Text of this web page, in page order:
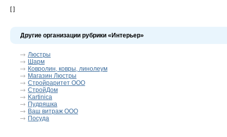
[ ]
Другие организации рубрики «Интерьер»
Люстры
Шарм
Ковролин, ковры, линолеум
Магазин Люстры
Стройраритет ООО
СтройДом
Kartinica
Пудряшка
Ваш витраж ООО
Посуда